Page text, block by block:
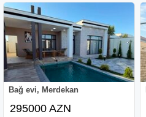
Bağ evi, Merdekan
295000 AZN